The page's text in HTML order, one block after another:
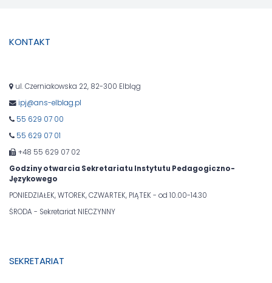
KONTAKT
ul. Czerniakowska 22, 82-300 Elbląg
ipj@ans-elblag.pl
55 629 07 00
55 629 07 01
+48 55 629 07 02
Godziny otwarcia Sekretariatu Instytutu Pedagogiczno-
Językowego
PONIEDZIAŁEK, WTOREK, CZWARTEK, PIĄTEK - od 10.00-14.30
ŚRODA - Sekretariat NIECZYNNY
SEKRETARIAT